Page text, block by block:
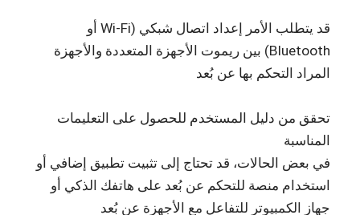
قد يتطلب الأمر إعداد اتصال شبكي (Wi-Fi أو
Bluetooth) بين ريموت الأجهزة المتعددة والأجهزة
المراد التحكم بها عن بُعد
تحقق من دليل المستخدم للحصول على التعليمات
المناسبة
في بعض الحالات، قد تحتاج إلى تثبيت تطبيق إضافي أو
استخدام منصة للتحكم عن بُعد على هاتفك الذكي أو
جهاز الكمبيوتر للتفاعل مع الأجهزة عن بُعد